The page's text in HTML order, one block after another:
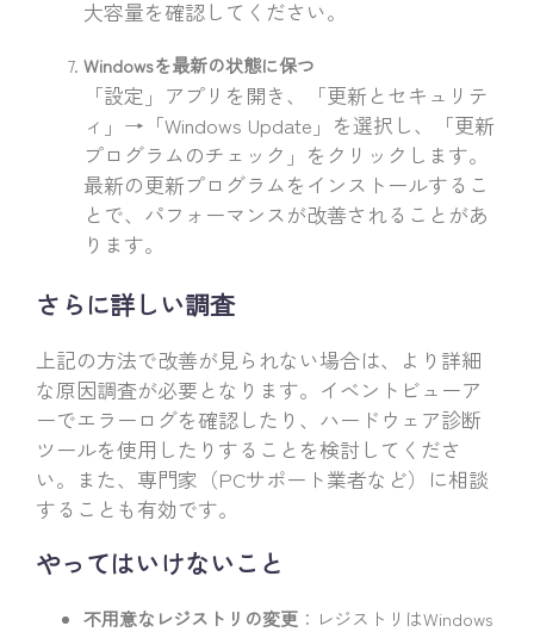
大容量を確認してください。
Windowsを最新の状態に保つ
「設定」アプリを開き、「更新とセキュリテ
ィ」→「Windows Update」を選択し、「更新
プログラムのチェック」をクリックします。
最新の更新プログラムをインストールするこ
とで、パフォーマンスが改善されることがあ
ります。
さらに詳しい調査
上記の方法で改善が見られない場合は、より詳細
な原因調査が必要となります。イベントビューア
ーでエラーログを確認したり、ハードウェア診断
ツールを使用したりすることを検討してくださ
い。また、専門家（PCサポート業者など）に相談
することも有効です。
やってはいけないこと
不用意なレジストリの変更 ：レジストリはWindows